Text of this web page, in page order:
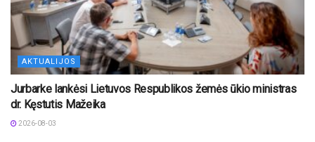
AKTUALIJOS
Jurbarke lankėsi Lietuvos Respublikos žemės ūkio ministras
dr. Kęstutis Mažeika
2026-08-03